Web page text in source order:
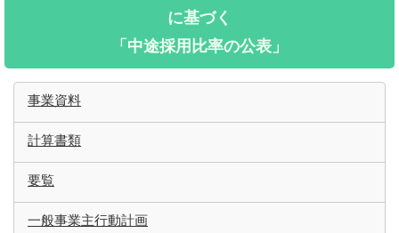
に基づく
「中途採用比率の公表」
事業資料
計算書類
要覧
一般事業主行動計画